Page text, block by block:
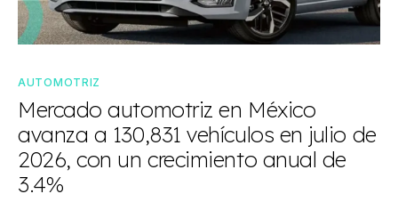
AUTOMOTRIZ
Mercado automotriz en México
avanza a 130,831 vehículos en julio de
2026, con un crecimiento anual de
3.4%